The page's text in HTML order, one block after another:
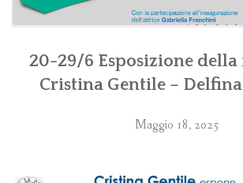
20-29/6 Esposizione
Cristina Gentile –
Maggio 18, 2025